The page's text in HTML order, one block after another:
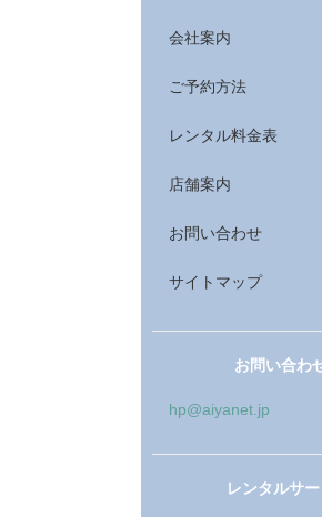
会社案内
ご予約方法
レンタル料金表
店舗案内
お問い合わせ
サイトマップ
お問い合わ
hp@aiyanet.jp
レンタルサ